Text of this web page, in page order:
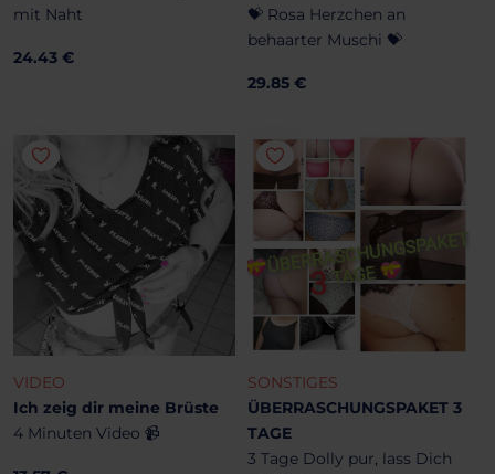
mit Naht
24.43 €
💝 Rosa Herzchen an
behaarter Muschi 💝
29.85 €
VIDEO
Ich zeig dir meine Brüste
4 Minuten Video 📹
SONSTIGES
ÜBERRASCHUNGSPAKET 3
TAGE
3 Tage Dolly pur, lass Dich